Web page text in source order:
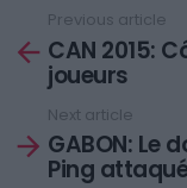
more
Previous article
CAN 2015:
joueurs
Next article
GABON: Le
Ping